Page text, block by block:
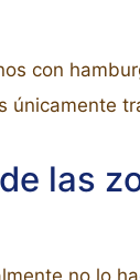
con
únicamente
las